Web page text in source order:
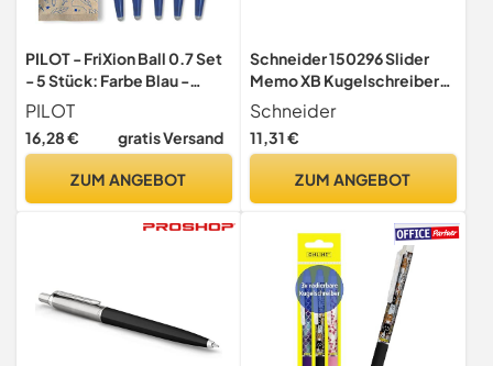
PILOT - FriXion Ball 0.7 Set
- 5 Stück: Farbe Blau -
Radierbare Tintenroller
0,4mm Strichstärke -
Angenehme
Thermosensitive Tinte,
PILOT
16,28 € gratis Versand
ZUM ANGEBOT
Schneider 150296 Slider
Memo XB Kugelschreiber
(mit Kappe, Strichstärke:
XB) 6er Etui sortiert
Schneider
11,31 €
ZUM ANGEBOT